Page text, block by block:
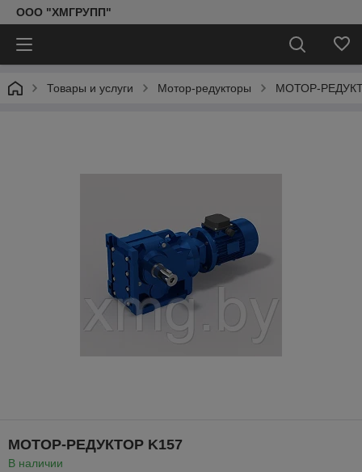
ООО "ХМГРУПП"
Товары и услуги Мотор-редукторы МОТОР-
МОТОР-РЕДУКТОР K157
В наличии